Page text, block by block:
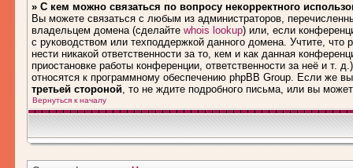
» С кем можно связаться по вопросу некорректного
Вы можете связаться с любым из администраторов,
владельцем домена (сделайте whois lookup) или, если
с руководством или техподдержкой данного домена. Учтите, что
нести никакой ответственности за то, кем и как данная
приостановке работы конференции, ответственности за неё и т.
относятся к программному обеспечению phpBB Group. Если же
третьей стороной, то не ждите подробного письма, или вы
Вернуться к началу